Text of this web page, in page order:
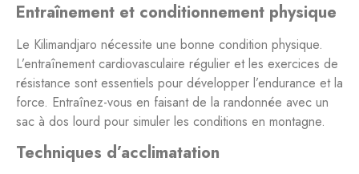
Entraînement et conditionnement physique
Le Kilimandjaro nécessite une bonne condition physique.
L’entraînement cardiovasculaire régulier et les exercices de
résistance sont essentiels pour développer l’endurance et la
force. Entraînez-vous en faisant de la randonnée avec un
sac à dos lourd pour simuler les conditions en montagne.
Techniques d’acclimatation